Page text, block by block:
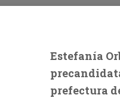
Estefanía
prefectura